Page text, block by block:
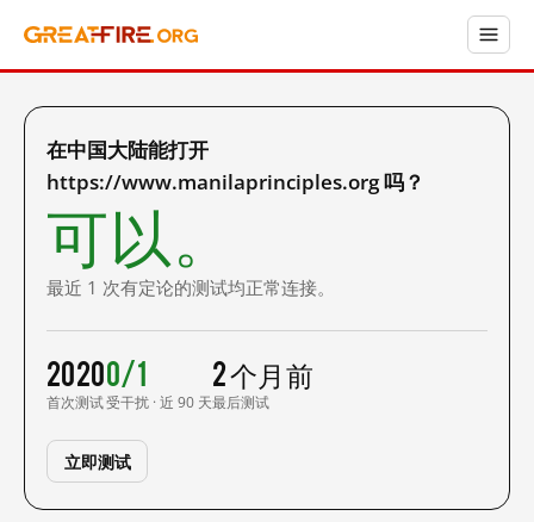
在中国大陆能打开
https://www.manilaprinciples.org 吗？
可以。
最近 1 次有定论的测试均正常连接。
2020
首次测试
0/1
受干扰 · 近 90 天
2 个月前
最后测试
立即测试